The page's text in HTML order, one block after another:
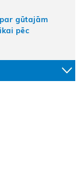
gūtajām
pēc